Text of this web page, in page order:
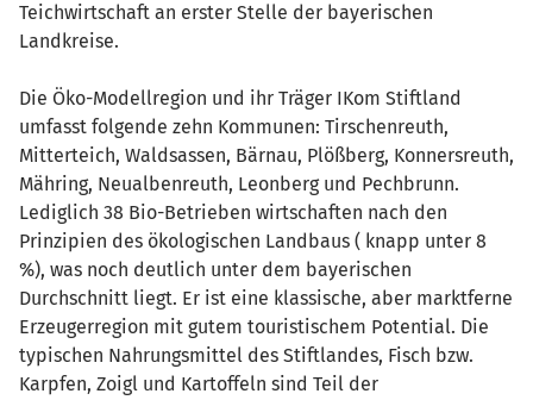
Teichwirtschaft an erster Stelle der bayerischen
Landkreise.
Die Öko-Modellregion und ihr Träger IKom Stiftland
umfasst folgende zehn Kommunen: Tirschenreuth,
Mitterteich, Waldsassen, Bärnau, Plößberg, Konnersreuth,
Mähring, Neualbenreuth, Leonberg und Pechbrunn.
Lediglich 38 Bio-Betrieben wirtschaften nach den
Prinzipien des ökologischen Landbaus ( knapp unter 8
%), was noch deutlich unter dem bayerischen
Durchschnitt liegt. Er ist eine klassische, aber marktferne
Erzeugerregion mit gutem touristischem Potential. Die
typischen Nahrungsmittel des Stiftlandes, Fisch bzw.
Karpfen, Zoigl und Kartoffeln sind Teil der